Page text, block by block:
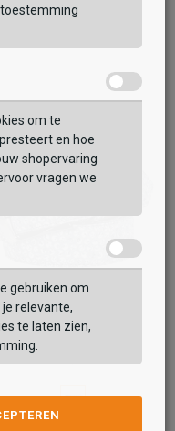
Rehab
Belt Dots
om te
en hoe
shopervaring
vragen we
gebruiken om
relevante,
te laten zien,